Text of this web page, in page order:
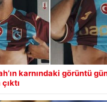
karnındaki görüntü